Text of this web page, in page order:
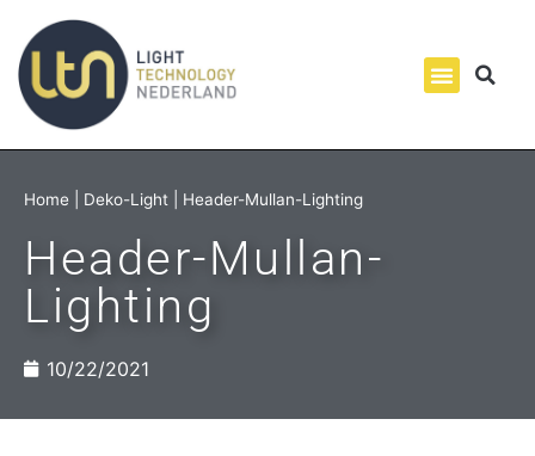
Home Deko-Light Header-Mullan-Lighting
Header-Mullan-
Lighting
10/22/2021